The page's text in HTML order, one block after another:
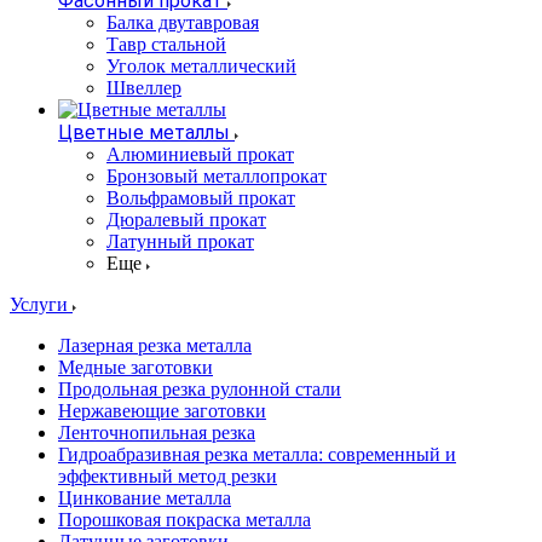
Балка двутавровая
Тавр стальной
Уголок металлический
Швеллер
Цветные металлы
Алюминиевый прокат
Бронзовый металлопрокат
Вольфрамовый прокат
Дюралевый прокат
Латунный прокат
Еще
Услуги
Лазерная резка металла
Медные заготовки
Продольная резка рулонной стали
Нержавеющие заготовки
Ленточнопильная резка
Гидроабразивная резка металла: современный и
эффективный метод резки
Цинкование металла
Порошковая покраска металла